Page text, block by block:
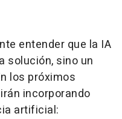
entender que la IA
solución, sino un
los próximos
incorporando
artificial: